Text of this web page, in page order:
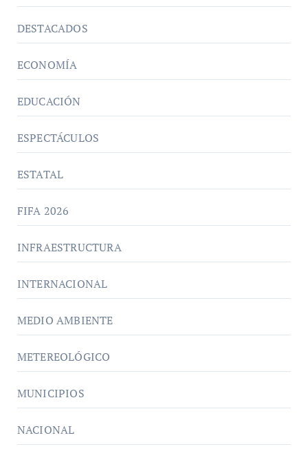
DESTACADOS
ECONOMÍA
EDUCACIÓN
ESPECTÁCULOS
ESTATAL
FIFA 2026
INFRAESTRUCTURA
INTERNACIONAL
MEDIO AMBIENTE
METEREOLÓGICO
MUNICIPIOS
NACIONAL